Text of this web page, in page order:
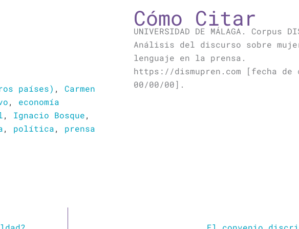
países) , Carmen
, economía
, Ignacio Bosque,
, política, prensa
Cómo Citar
UNIVERSIDAD DE MÁLAGA. Corpus
Análisis del discurso sobre
lenguaje en la prensa.
https://dismupren.com [fecha de
00/00/00].